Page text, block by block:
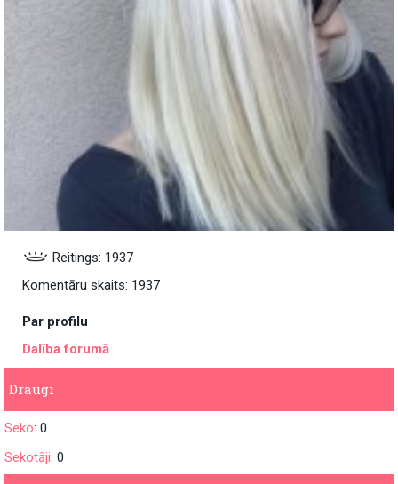
Reitings: 1937
Komentāru skaits: 1937
Par profilu
Dalība forumā
Draugi
Seko: 0
Sekotāji: 0